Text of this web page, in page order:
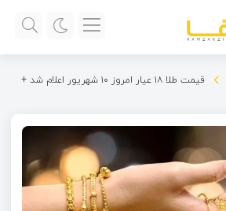
قیمت طلا ۱۸ عیار امروز ۱۰ شهریور اعلام شد +